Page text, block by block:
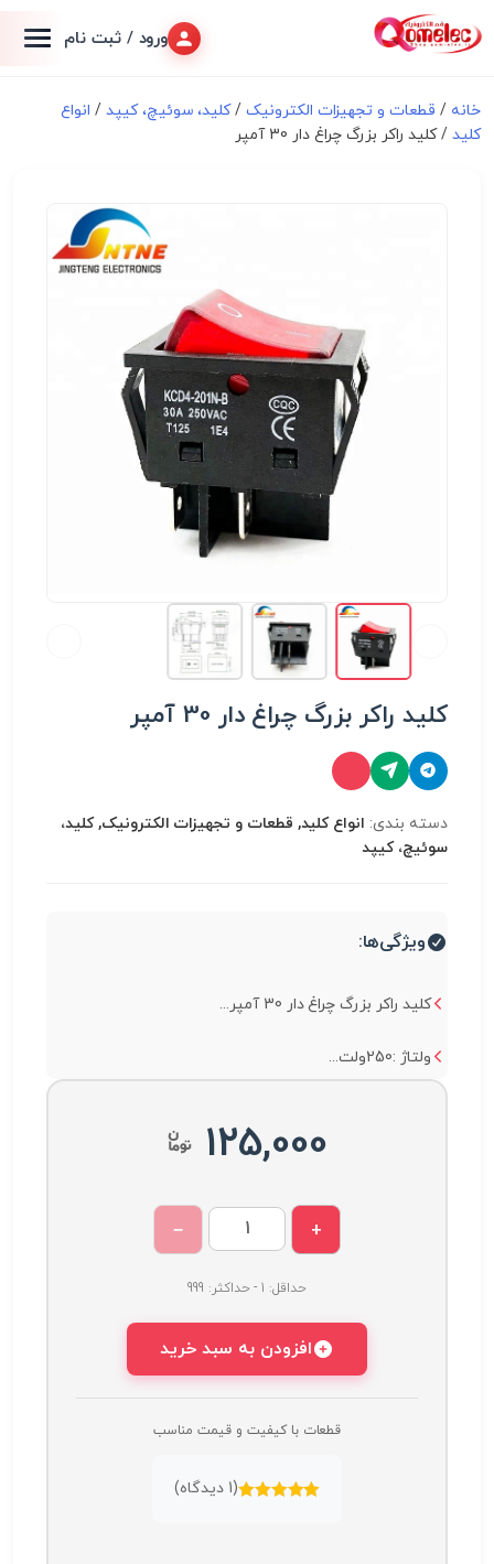
ورود / ثبت نام
خانه / قطعات و تجهیزات الکترونیک/کلید، سوئیچ، کیپد/ انواع
کلید / کلید راکر بزرگ چراغ دار 30 آمپر
کلید راکر بزرگ چراغ دار 30 آمپر
دسته بندی: انواع کلید, قطعات و تجهیزات الکترونیک, کلید،
سوئیچ، کیپد
ویژگی‌ها:
کلید راکر بزرگ چراغ دار 30 آمپر...
ولتاژ :250ولت...
125,000
+
−
حداقل: 1 - حداکثر: 999
افزودن به سبد خرید
قطعات با کیفیت و قیمت مناسب
(
1 دیدگاه)